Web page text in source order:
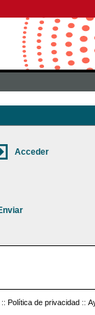
:: Política de privacidad ::